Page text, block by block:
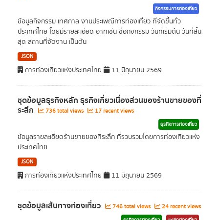
กิจกรรมการท่องเที่ยว
ข้อมูลกิจกรรม เทศกาล งานประเพณีการท่องเที่ยว ที่จัดขึ้นทั่ว
ประเทศไทย โดยมีรายละเอียด อาทิเช่น ชื่อกิจกรรม วันที่เริ่มต้น วันที่สิ้น
สุด สถานที่จัดงาน เป็นต้น
JSON
การท่องเที่ยวแห่งประเทศไทย 11 มิถุนายน 2569
ชุดข้อมูลธุรกิจหลัก ธุรกิจเกี่ยวเนื่องส่วนของร้านขายของที่
ระลึก 736 total views 17 recent views
ธุรกิจการท่องเที่ยว
ข้อมูลรายละเอียดร้านขายของที่ระลึก ที่รวบรวมโดยการท่องเที่ยวแห่ง
ประเทศไทย
JSON
การท่องเที่ยวแห่งประเทศไทย 11 มิถุนายน 2569
ชุดข้อมูลเส้นทางท่องเที่ยว 746 total views 24 recent views